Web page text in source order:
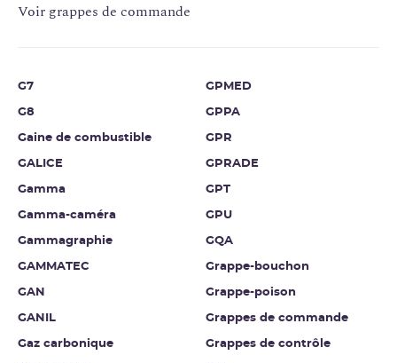
Voir grappes de commande
G7
G8
Gaine de combustible
GALICE
Gamma
Gamma-caméra
Gammagraphie
GAMMATEC
GAN
GANIL
Gaz carbonique
GPMED
GPPA
GPR
GPRADE
GPT
GPU
GQA
Grappe-bouchon
Grappe-poison
Grappes de commande
Grappes de contrôle